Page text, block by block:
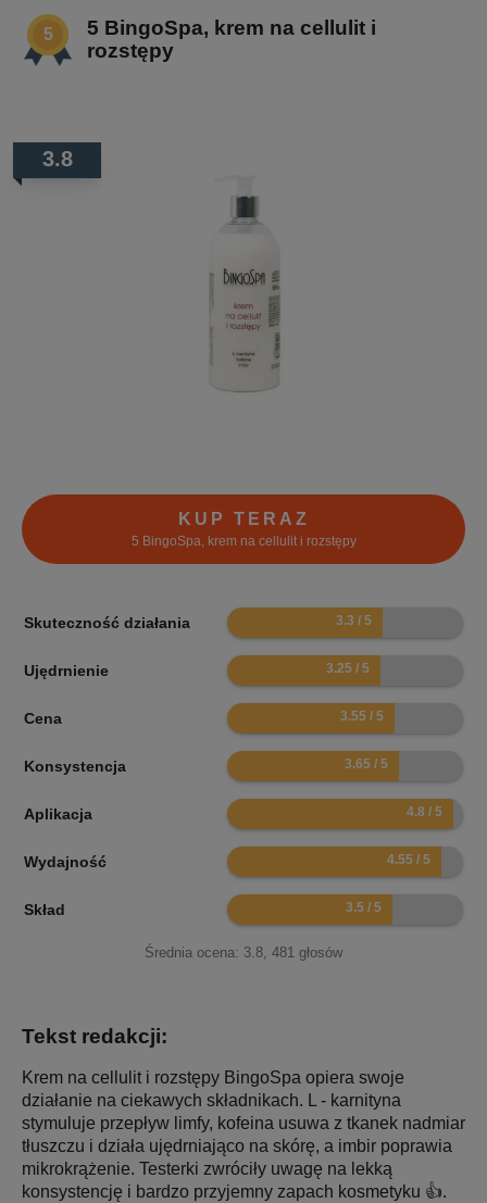
5 BingoSpa, krem na cellulit i
rozstępy
3.8
KUP TERAZ
5 BingoSpa, krem na cellulit i rozstępy
Skuteczność działania 6.6
Ujędrnienie 6.5
Cena 7.1
Konsystencja 7.3
Aplikacja 9.6
Wydajność 9.1
Skład 7
Średnia ocena: 3.8, 481 głosów
Tekst redakcji:
Krem na cellulit i rozstępy BingoSpa opiera swoje
działanie na ciekawych składnikach. L - karnityna
stymuluje przepływ limfy, kofeina usuwa z tkanek nadmiar
tłuszczu i działa ujędrniająco na skórę, a imbir poprawia
mikrokrążenie. Testerki zwróciły uwagę na lekką
konsystencję i bardzo przyjemny zapach kosmetyku 👍.